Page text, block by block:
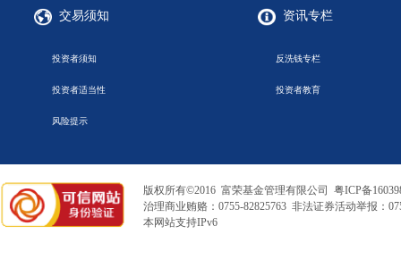
交易须知
投资者须知
投资者适当性
风险提示
资讯专栏
反洗钱专栏
投资者教育
版权所有©2016 富荣基金管理有限公司 粤ICP备
治理商业贿赂：0755-82825763 非法证券活动举报：
本网站支持IPv6